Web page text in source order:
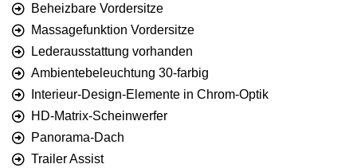
Beheizbare Vordersitze
Massagefunktion Vordersitze
Lederausstattung vorhanden
Ambientebeleuchtung 30-farbig
Interieur-Design-Elemente in Chrom-Optik
HD-Matrix-Scheinwerfer
Panorama-Dach
Trailer Assist